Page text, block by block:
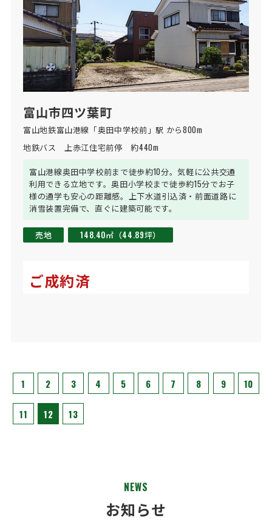
富山市四ツ葉町
富山地鉄富山港線「奥田中学校前」駅 から800m
地鉄バス　上赤江住宅前停　約440m
富山港線奥田中学校前まで徒歩約10分。気軽に公共交通
利用できる立地です。奥田小学校まで徒歩約15分でお子
様の通学も安心の距離感。上下水道引込済・前面道路に
消雪装置完備で、直ぐに建築可能です。
売地 148.40㎡（44.89坪）
ご成約済
1 2 3 4 5 6 7 8 9 10
11 12 13
NEWS
お知らせ